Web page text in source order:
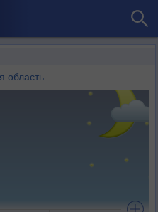
область